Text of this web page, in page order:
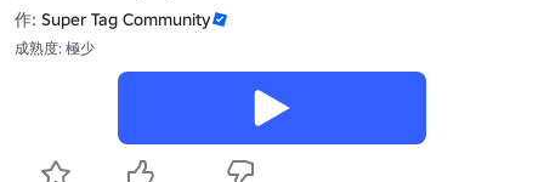
作: Super Tag Community
成熟度: 極少